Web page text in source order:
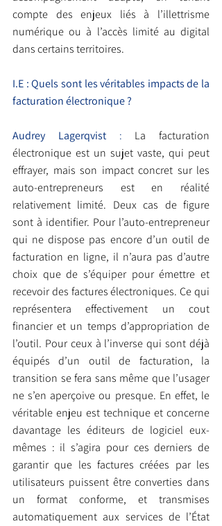
compte des enjeux liés à l’illettrisme
numérique ou à l’accès limité au digital
dans certains territoires.
I.E : Quels sont les véritables impacts de la
facturation électronique ?
Audrey Lagerqvist : La facturation
électronique est un sujet vaste, qui peut
effrayer, mais son impact concret sur les
auto-entrepreneurs est en réalité
relativement limité. Deux cas de figure
sont à identifier. Pour l’auto-entrepreneur
qui ne dispose pas encore d’un outil de
facturation en ligne, il n’aura pas d’autre
choix que de s’équiper pour émettre et
recevoir des factures électroniques. Ce qui
représentera effectivement un cout
financier et un temps d’appropriation de
l’outil. Pour ceux à l’inverse qui sont déjà
équipés d’un outil de facturation, la
transition se fera sans même que l’usager
ne s’en aperçoive ou presque. En effet, le
véritable enjeu est technique et concerne
davantage les éditeurs de logiciel eux-
mêmes : il s’agira pour ces derniers de
garantir que les factures créées par les
utilisateurs puissent être converties dans
un format conforme, et transmises
automatiquement aux services de l’État